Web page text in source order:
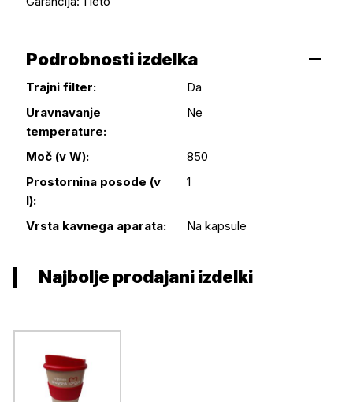
Podrobnosti izdelka
Podrobnosti izdelka
Trajni filter:
Da
Uravnavanje
temperature:
Ne
Moč (v W):
850
Prostornina posode (v
l):
1
Vrsta kavnega aparata: Na kapsule
Najbolje prodajani izdelki